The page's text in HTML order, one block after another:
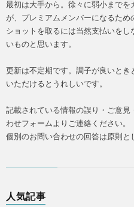
最初は大手から。徐々に弱小まで
が、プレミアムメンバーになるた
ショットを取るには当然支払いを
いものと思います。
更新は不定期です。調子が良いと
いただけるとうれしいです。
記載されている情報の誤り・ご意
わせフォームよりご連絡ください。
個別のお問い合わせの回答は原則と
人気記事